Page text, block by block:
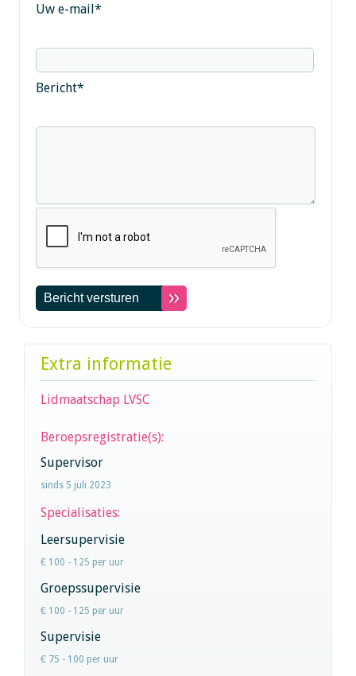
Uw e-mail*
Bericht*
Extra informatie
Lidmaatschap LVSC
Beroepsregistratie(s):
Supervisor
sinds 5 juli 2023
Specialisaties:
Leersupervisie
€ 100 - 125 per uur
Groepssupervisie
€ 100 - 125 per uur
Supervisie
€ 75 - 100 per uur